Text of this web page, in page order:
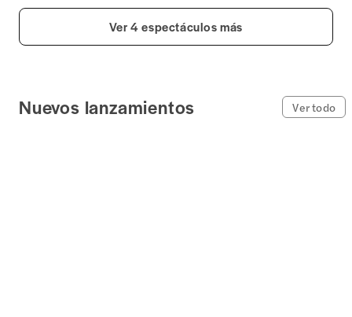
Ver 4 espectáculos más
Nuevos lanzamientos Ver todo